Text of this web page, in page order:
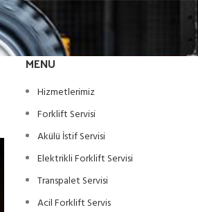
MENU
Hizmetlerimiz
Forklift Servisi
Akülü İstif Servisi
Elektrikli Forklift Servisi
Transpalet Servisi
Acil Forklift Servis